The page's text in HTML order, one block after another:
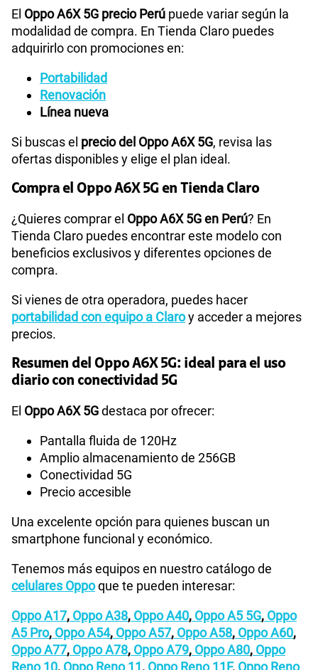
El Oppo A6X 5G precio Perú puede variar según la
modalidad de compra. En Tienda Claro puedes
adquirirlo con promociones en:
Portabilidad
Renovación
Línea nueva
Si buscas el precio del Oppo A6X 5G, revisa las
ofertas disponibles y elige el plan ideal.
Compra el Oppo A6X 5G en Tienda Claro
¿Quieres comprar el Oppo A6X 5G en Perú? En
Tienda Claro puedes encontrar este modelo con
beneficios exclusivos y diferentes opciones de
compra.
Si vienes de otra operadora, puedes hacer
portabilidad con equipo a Claroy acceder a mejores
precios.
Resumen del Oppo A6X 5G: ideal para el uso
diario con conectividad 5G
El Oppo A6X 5Gdestaca por ofrecer:
Pantalla fluida de 120Hz
Amplio almacenamiento de 256GB
Conectividad 5G
Precio accesible
Una excelente opción para quienes buscan un
smartphone funcional y económico.
Tenemos más equipos en nuestro catálogo de
celulares Oppoque te pueden interesar:
Oppo A17, Oppo A38, Oppo A40, Oppo A5 5G, Oppo
A5 Pro, Oppo A54, Oppo A57, Oppo A58, Oppo A60,
Oppo A77, Oppo A78, Oppo A79, Oppo A80, Oppo
Reno 10, Oppo Reno 11, Oppo Reno 11F, Oppo Reno